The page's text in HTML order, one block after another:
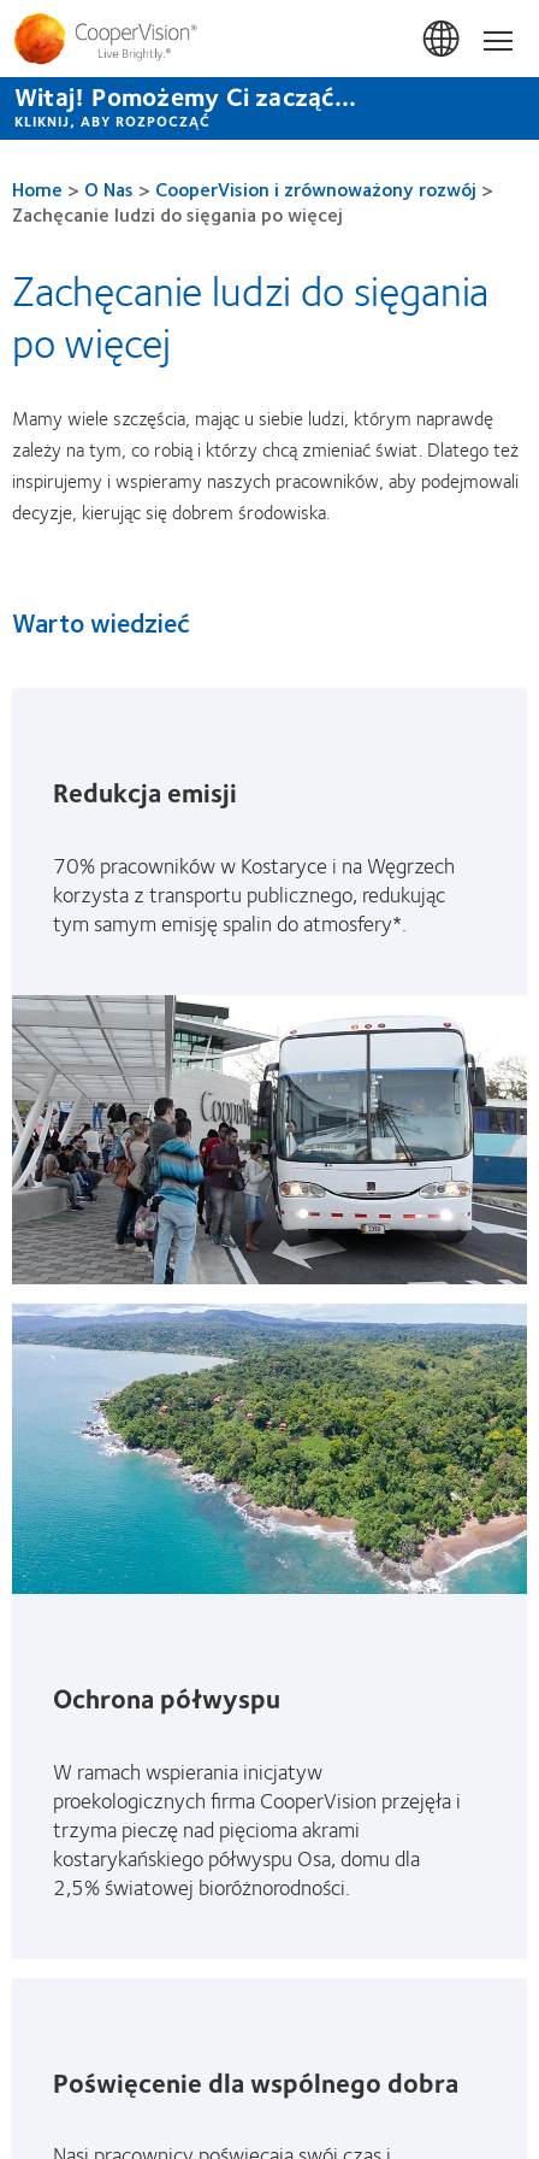
Przejdź
do
treści
Witaj! Pomożemy Ci zacząć...
KLIKNIJ, ABY ROZPOCZĄĆ
Home > O Nas > CooperVision i zrównoważony rozwój >
Zachęcanie ludzi do sięgania po więcej
Zachęcanie ludzi do sięgania
po więcej
Mamy wiele szczęścia, mając u siebie ludzi, którym naprawdę
zależy na tym, co robią i którzy chcą zmieniać świat. Dlatego też
inspirujemy i wspieramy naszych pracowników, aby podejmowali
decyzje, kierując się dobrem środowiska.
Warto wiedzieć
Redukcja emisji
70% pracowników w Kostaryce i na Węgrzech
korzysta z transportu publicznego, redukując
tym samym emisję spalin do atmosfery*.
Ochrona półwyspu
W ramach wspierania inicjatyw
proekologicznych firma CooperVision przejęła i
trzyma pieczę nad pięcioma akrami
kostarykańskiego półwyspu Osa, domu dla
2,5% światowej bioróżnorodności.
Poświęcenie dla wspólnego dobra